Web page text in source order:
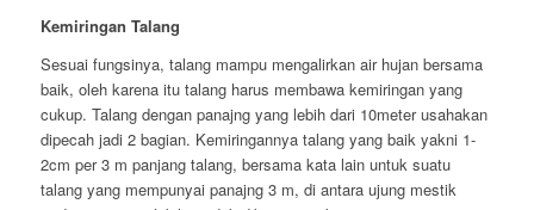
Kemiringan Talang
Sesuai fungsinya, talang mampu mengalirkan air hujan bersama
baik, oleh karena itu talang harus membawa kemiringan yang
cukup. Talang dengan panajng yang lebih dari 10meter usahakan
dipecah jadi 2 bagian. Kemiringannya talang yang baik yakni 1-
2cm per 3 m panjang talang, bersama kata lain untuk suatu
talang yang mempunyai panajng 3 m, di antara ujung mestik